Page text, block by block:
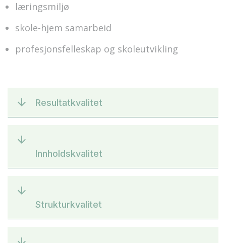
læringsmiljø
skole-hjem samarbeid
profesjonsfelleskap og skoleutvikling
Resultatkvalitet
Innholdskvalitet
Strukturkvalitet